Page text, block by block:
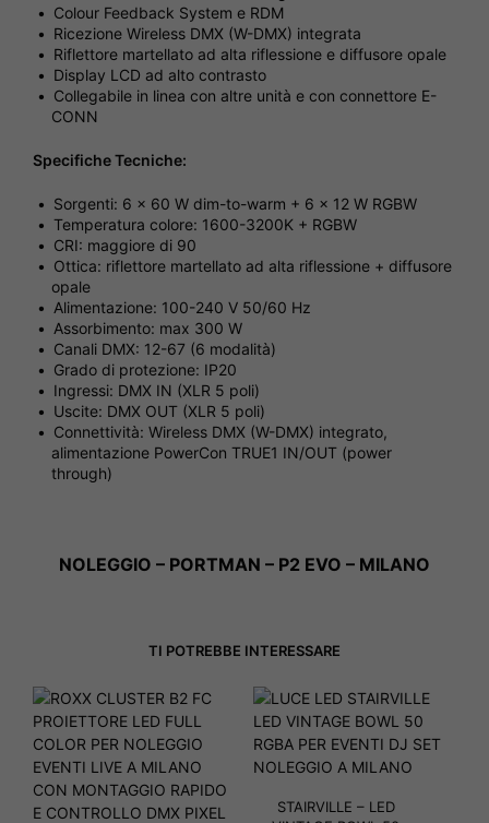
Colour Feedback System e RDM
Ricezione Wireless DMX (W-DMX) integrata
Riflettore martellato ad alta riflessione e diffusore opale
Display LCD ad alto contrasto
Collegabile in linea con altre unità e con connettore E-
CONN
Specifiche Tecniche:
Sorgenti: 6 x 60 W dim-to-warm + 6 x 12 W RGBW
Temperatura colore: 1600-3200K + RGBW
CRI: maggiore di 90
Ottica: riflettore martellato ad alta riflessione + diffusore
opale
Alimentazione: 100-240 V 50/60 Hz
Assorbimento: max 300 W
Canali DMX: 12-67 (6 modalità)
Grado di protezione: IP20
Ingressi: DMX IN (XLR 5 poli)
Uscite: DMX OUT (XLR 5 poli)
Connettività: Wireless DMX (W-DMX) integrato,
alimentazione PowerCon TRUE1 IN/OUT (power
through)
NOLEGGIO – PORTMAN – P2 EVO – MILANO
TI POTREBBE INTERESSARE
STAIRVILLE – LED